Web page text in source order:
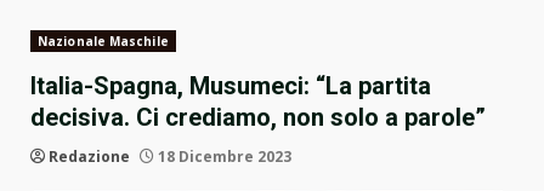
Nazionale Maschile
Italia-Spagna, Musumeci: “La partita
decisiva. Ci crediamo, non solo a parole”
Redazione 18 Dicembre 2023